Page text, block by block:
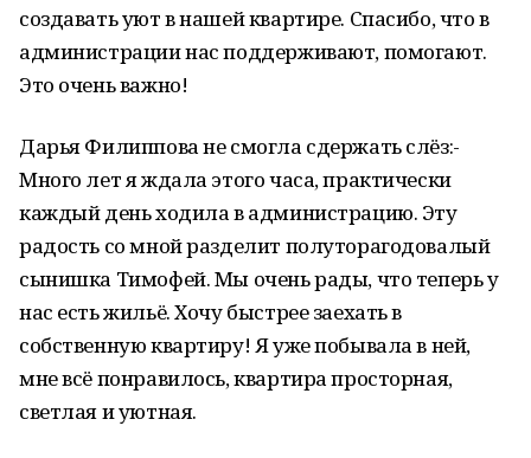
создавать уют в нашей квартире. Спасибо, что в
администрации нас поддерживают, помогают.
Это очень важно!
Дарья Филиппова не смогла сдержать слёз:-
Много лет я ждала этого часа, практически
каждый день ходила в администрацию. Эту
радость со мной разделит полуторагодовалый
сынишка Тимофей. Мы очень рады, что теперь у
нас есть жильё. Хочу быстрее заехать в
собственную квартиру! Я уже побывала в ней,
мне всё понравилось, квартира просторная,
светлая и уютная.